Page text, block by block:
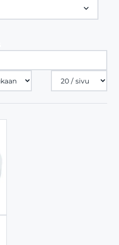
Tuotteita
sivulla